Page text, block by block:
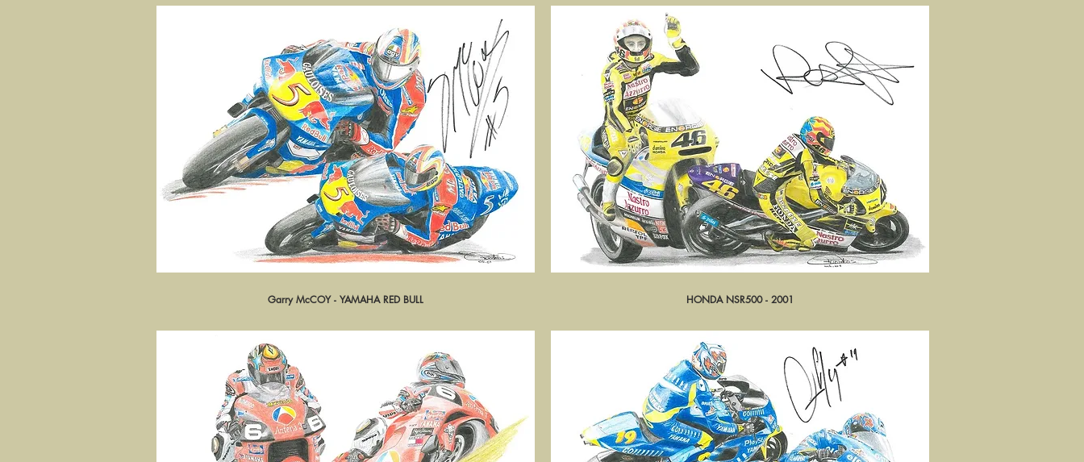
Aperçu rapide
Garry McCOY - YAMAHA RED BULL Aperçu rapide
HONDA NSR500 - 2001